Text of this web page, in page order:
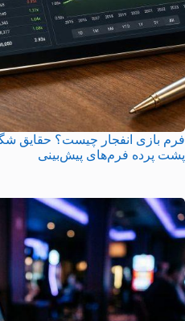
فرم بازی انفجار چیست؟ حقایق
پشت پرده فرم‌های پیش‌بینی